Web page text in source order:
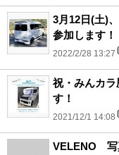
3月12日(土)
参加します！
2022/2/28 13:27
祝・みんカラ
す！
2021/12/1 14:08
VELENO 写